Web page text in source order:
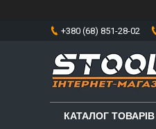
+380 (68) 851-28-02
КАТАЛОГ ТОВАРІВ